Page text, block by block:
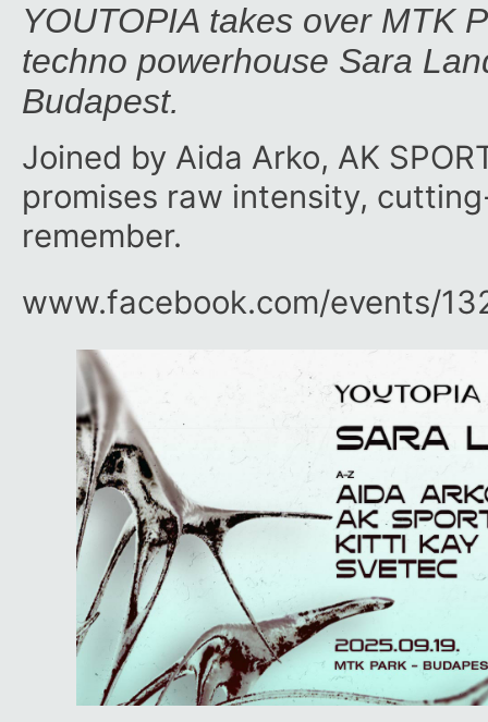
YOUTOPIA takes over MTK
techno powerhouse Sara
Budapest.
Joined by Aida Arko, AK
promises raw intensity,
remember.
www.facebook.com/​events/​